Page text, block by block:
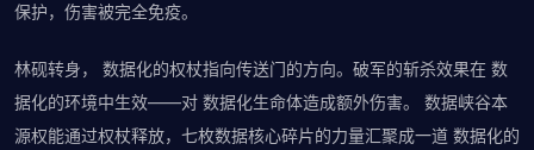
保护，伤害被完全免疫。
林砚转身， 数据化的权杖指向传送门的方向。破军的斩杀效果在 数
据化的环境中生效——对 数据化生命体造成额外伤害。 数据峡谷本
源权能通过权杖释放，七枚数据核心碎片的力量汇聚成一道 数据化的